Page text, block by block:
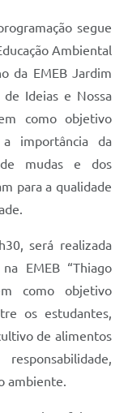
segue
Ambiental
da EMEB Jardim
Ideias e Nossa
como objetivo
importância da
de mudas e dos
para a qualidade
será realizada
EMEB “Thiago
como objetivo
os estudantes,
de alimentos
ambiente.